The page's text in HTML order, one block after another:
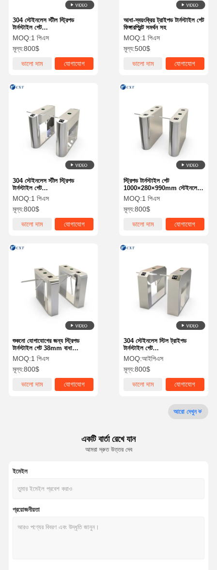
পণ্য কারখানা পরিদর্শন
গুণমান নিয়ন্ত্রণ
আমাদের সাথে
যোগাযোগ
খবর মামলা
সম্পূর্ণ উচ্চতার টার্নস্টাইল
আধা-স্বয়ংক্রিয় ট্রাইপড টার্নস্টাইল গেট
ফিঙ্গারপ্রিন্ট সমর্থন সহ
MOQ:1 পিএস
মূল্য:500$
ভালো দাম
যোগাযোগ
304 স্টেইনলেস স্টীল স্ট্রিপড
টার্নস্টাইল গেট
1200x280x980mm
MOQ:1 পিএস
মূল্য:800$
ভালো দাম
যোগাযোগ
স্ট্রিপড টার্নস্টাইল গেট
1000×280×990mm স্টেইনলেস
স্টীল কেসিং
MOQ:1 পিএস
মূল্য:800$
ভালো দাম
যোগাযোগ
304 স্টেইনলেস স্টীল স্ট্রিপড
টার্নস্টাইল গেট
1200x280x980mm
MOQ:1 পিএস
মূল্য:800$
ভালো দাম
যোগাযোগ
304 স্টেইনলেস স্টিল ট্রাইপড
টার্নস্টাইল গেট
1200x280x980mm DC24V
MOQ:আইপিএস
মূল্য:800$
ভালো দাম
যোগাযোগ
শুকনো যোগাযোগের জন্য স্ট্রিপড
টার্নস্টাইল গেট 38mm বাধা
1200x280x980mm হাউজিং
MOQ:1 পিএস
মূল্য:800$
ভালো দাম
যোগাযোগ
আরো দেখুন
একটি বার্তা রেখে যান
আমরা দ্রুত উত্তর দেব
ইমেইল
প্রয়োজনীয়তা